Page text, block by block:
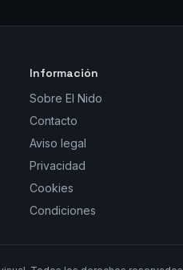
Información
Sobre El Nido
Contacto
Aviso legal
Privacidad
Cookies
Condiciones